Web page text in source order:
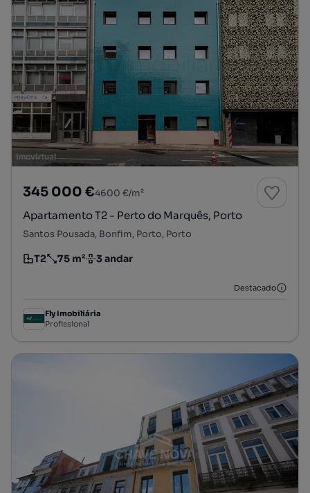
345 000 €4600 €/m²
Apartamento T2 - Perto do Marquês, Porto
Santos Pousada, Bonfim, Porto, Porto
Tipologia
T2
Preço por metro quadrado
75 m²
Andar 3 andar
Destacado
Fly Imobiliária
Profissional